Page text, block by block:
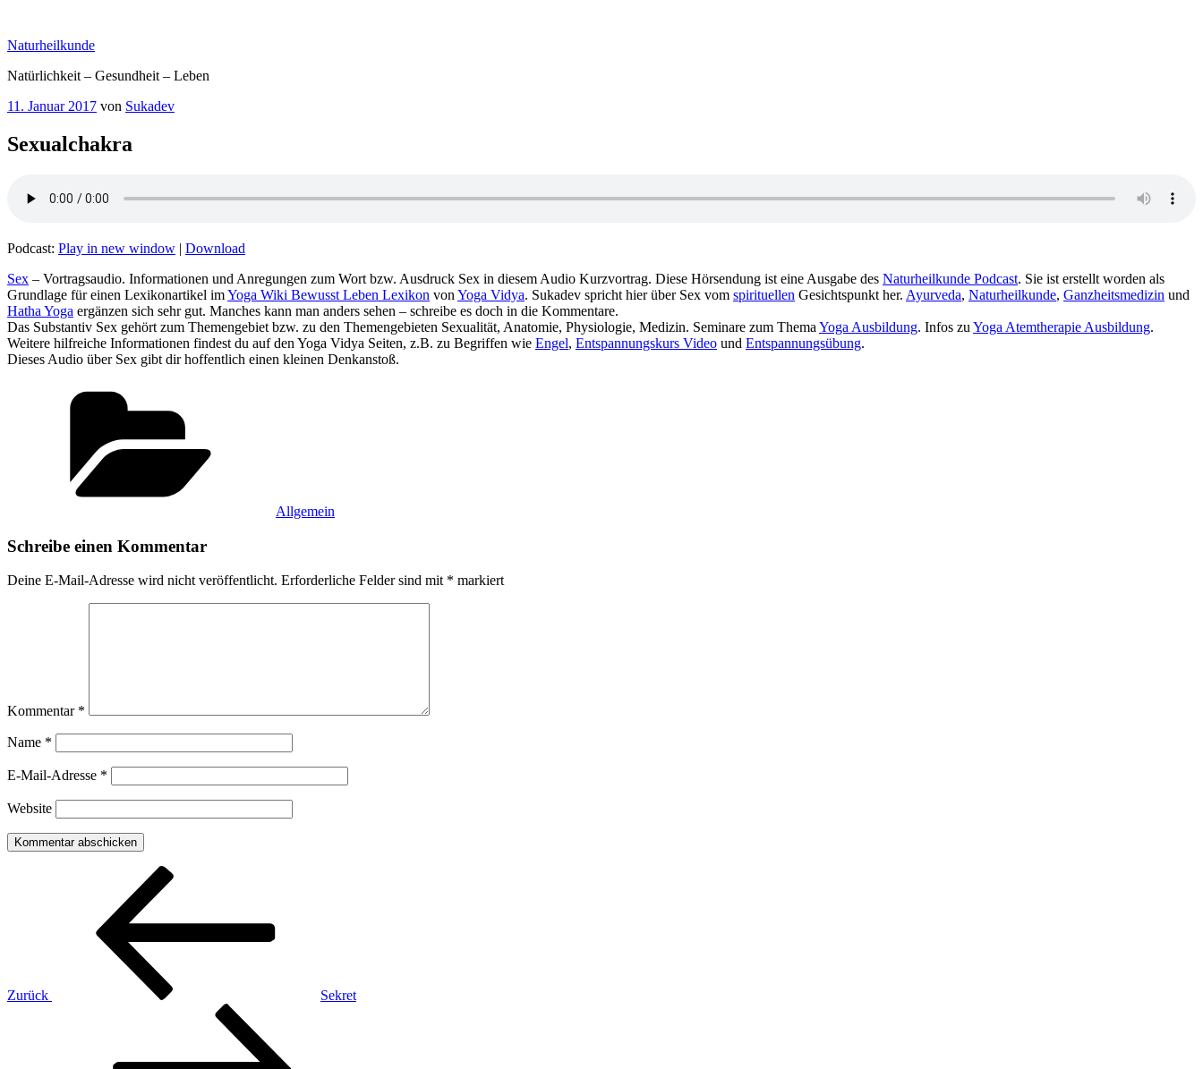
springen
Naturheilkunde
Natürlichkeit – Gesundheit – Leben
Veröffentlicht
11. Januar 2017 von Sukadev
Sexualchakra
Podcast: Play in new window | Download
Sex – Vortragsaudio. Informationen und Anregungen zum Wort bzw. Ausdruck Sex in diesem Audio Kurzvortrag. Diese Hörsendung ist eine Ausgabe des Naturheilkunde Podcast. Sie ist erstellt worden als
Grundlage für einen Lexikonartikel imYoga Wiki Bewusst Leben Lexikon von Yoga Vidya. Sukadev spricht hier über Sex vom spirituellen Gesichtspunkt her. Ayurveda, Naturheilkunde, Ganzheitsmedizin und
Hatha Yoga ergänzen sich sehr gut. Manches kann man anders sehen – schreibe es doch in die Kommentare.
Das Substantiv Sex gehört zum Themengebiet bzw. zu den Themengebieten Sexualität, Anatomie, Physiologie, Medizin. Seminare zum Thema Yoga Ausbildung. Infos zu Yoga Atemtherapie Ausbildung.
Weitere hilfreiche Informationen findest du auf den Yoga Vidya Seiten, z.B. zu Begriffen wie Engel, Entspannungskurs Video und Entspannungsübung.
Dieses Audio über Sex gibt dir hoffentlich einen kleinen Denkanstoß.
Allgemein
Schreibe einen Kommentar
Deine E-Mail-Adresse wird nicht veröffentlicht. Erforderliche Felder sind mit * markiert
Kommentar *
Name *
E-Mail-Adresse *
Website
Beitragsnavigation
Zurück
Sekret